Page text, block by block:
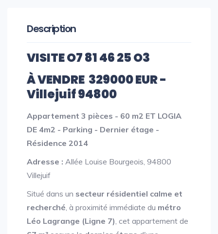
Description
VISITEO7 81 46 25 O3
À VENDRE 329000 EUR -
Villejuif 94800
Appartement 3 pièces - 60 m2 ET LOGIA
DE 4m2 - Parking - Dernier étage -
Résidence 2014
Adresse : Allée Louise Bourgeois, 94800
Villejuif
Situé dans un secteur résidentiel calme et
recherché, à proximité immédiate du métro
Léo Lagrange (Ligne 7), cet appartement de